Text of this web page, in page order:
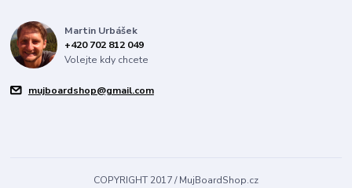
Martin Urbášek
+420 702 812 049
Volejte kdy chcete
mujboardshop@gmail.com
COPYRIGHT 2017 / MujBoardShop.cz